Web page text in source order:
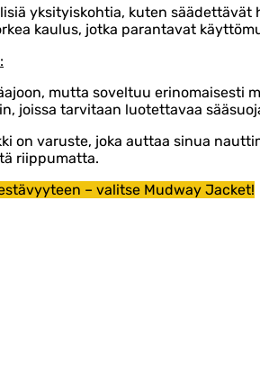
yksityiskohtia, kuten säädettävät
kaulus, jotka parantavat
mutta soveltuu erinomaisesti
joissa tarvitaan luotettavaa
on varuste, joka auttaa sinua
riippumatta.
– valitse Mudway Jacket!